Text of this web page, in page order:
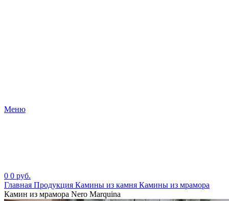
Меню
0 0 руб.
Главная Продукция Камины из камня Камины из мрамора
Камин из мрамора Nero Marquina